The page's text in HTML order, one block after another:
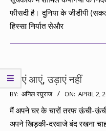
फीसदी है। दुनिया के जीडीपी
हिस्सा निर्यात सेऔर
हवाएं आएं, उड़ाएं नहीं
2010-
04-
BY: अनिल रघुराज ON: APRIL 2,
मैं अपने घर के चारों तरफ ऊंची-ऊंची
अपने खिड़की-दरवाजे बंद रखना